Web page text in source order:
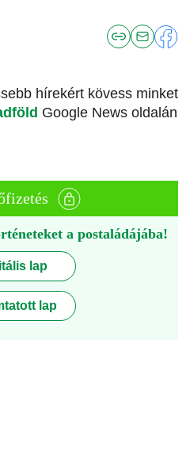
hírekért kövess minket
Google News oldalán
a postaládájába!
lap
lap